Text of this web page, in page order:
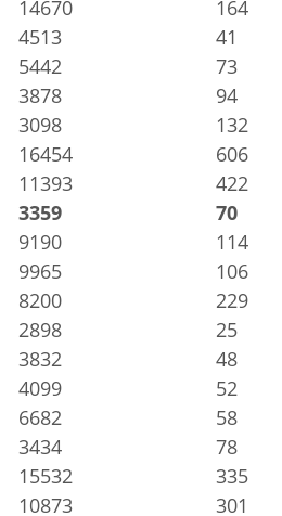
14670
164
4513
41
5442
73
3878
94
3098
132
16454
606
11393
422
3359
70
9190
114
9965
106
8200
229
2898
25
3832
48
4099
52
6682
58
3434
78
15532
335
10873
301